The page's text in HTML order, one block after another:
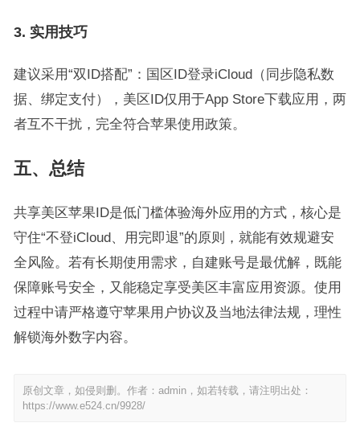
3. 实用技巧
建议采用“双ID搭配”：国区ID登录iCloud（同步隐私数
据、绑定支付），美区ID仅用于App Store下载应用，两
者互不干扰，完全符合苹果使用政策。
五、总结
共享美区苹果ID是低门槛体验海外应用的方式，核心是
守住“不登iCloud、用完即退”的原则，就能有效规避安
全风险。若有长期使用需求，自建账号是最优解，既能
保障账号安全，又能稳定享受美区丰富应用资源。使用
过程中请严格遵守苹果用户协议及当地法律法规，理性
解锁海外数字内容。
原创文章，如侵则删。作者：admin，如若转载，请注明出处：
https://www.e524.cn/9928/